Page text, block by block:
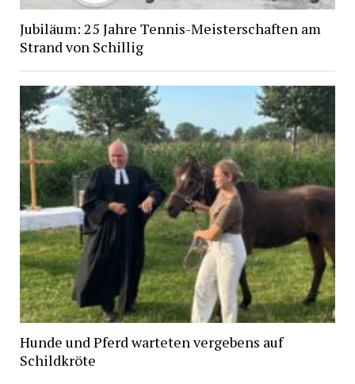
Jubiläum: 25 Jahre Tennis-Meisterschaften am
Strand von Schillig
Hunde und Pferd warteten vergebens auf
Schildkröte